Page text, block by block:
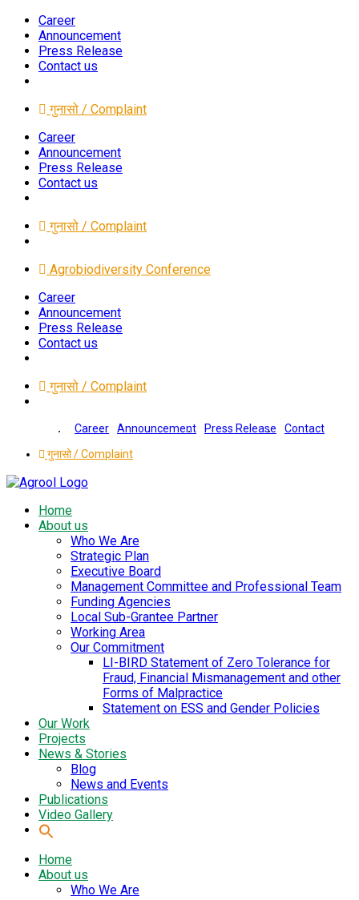
Career
Announcement
Press Release
Contact us
गुनासो / Complaint
Career
Announcement
Press Release
Contact us
गुनासो / Complaint
Agrobiodiversity Conference
Career
Announcement
Press Release
Contact us
गुनासो / Complaint
Career Announcement Press Release
Contact
गुनासो / Complaint
Home
About us
Who We Are
Strategic Plan
Executive Board
Management Committee and Professional Team
Funding Agencies
Local Sub-Grantee Partner
Working Area
Our Commitment
LI-BIRD Statement of Zero Tolerance for
Fraud, Financial Mismanagement and other
Forms of Malpractice
Statement on ESS and Gender Policies
Our Work
Projects
News & Stories
Blog
News and Events
Publications
Video Gallery
Home
About us
Who We Are